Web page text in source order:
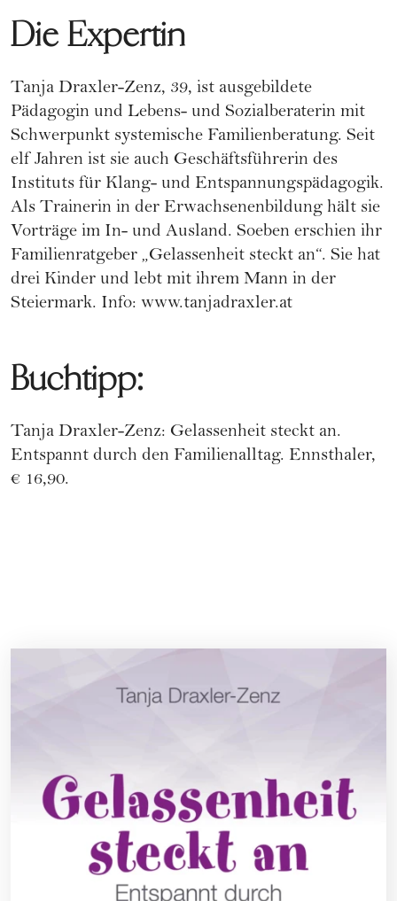
Die Expertin
Tanja Draxler-Zenz, 39, ist ausgebildete
Pädagogin und Lebens- und Sozialberaterin mit
Schwerpunkt systemische Familienberatung. Seit
elf Jahren ist sie auch Geschäftsführerin des
Instituts für Klang- und Entspannungspädagogik.
Als Trainerin in der Erwachsenenbildung hält sie
Vorträge im In- und Ausland. Soeben erschien ihr
Familienratgeber „Gelassenheit steckt an“. Sie hat
drei Kinder und lebt mit ihrem Mann in der
Steiermark. Info: www.tanjadraxler.at
Buchtipp:
Tanja Draxler-Zenz: Gelassenheit steckt an.
Entspannt durch den Familienalltag. Ennsthaler,
€ 16,90.